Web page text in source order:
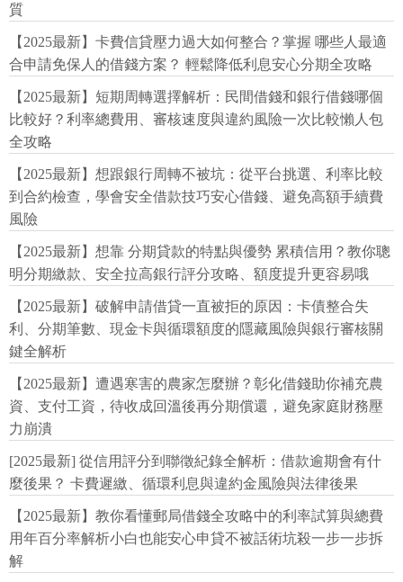
質
【2025最新】卡費信貸壓力過大如何整合？掌握 哪些人最適
合申請免保人的借錢方案？ 輕鬆降低利息安心分期全攻略
【2025最新】短期周轉選擇解析：民間借錢和銀行借錢哪個
比較好？利率總費用、審核速度與違約風險一次比較懶人包
全攻略
【2025最新】想跟銀行周轉不被坑：從平台挑選、利率比較
到合約檢查，學會安全借款技巧安心借錢、避免高額手續費
風險
【2025最新】想靠 分期貸款的特點與優勢 累積信用？教你聰
明分期繳款、安全拉高銀行評分攻略、額度提升更容易哦
【2025最新】破解申請借貸一直被拒的原因：卡債整合失
利、分期筆數、現金卡與循環額度的隱藏風險與銀行審核關
鍵全解析
【2025最新】遭遇寒害的農家怎麼辦？彰化借錢助你補充農
資、支付工資，待收成回溫後再分期償還，避免家庭財務壓
力崩潰
[2025最新] 從信用評分到聯徵紀錄全解析：借款逾期會有什
麼後果？ 卡費遲繳、循環利息與違約金風險與法律後果
【2025最新】教你看懂郵局借錢全攻略中的利率試算與總費
用年百分率解析小白也能安心申貸不被話術坑殺一步一步拆
解